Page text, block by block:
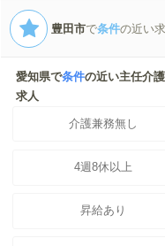
豊田市で条件の近い
愛知県で条件の近い主任介
求人
介護兼務無し
4週8休以上
昇給あり